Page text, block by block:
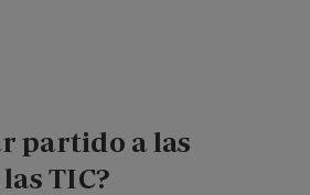
partido a las
TIC?